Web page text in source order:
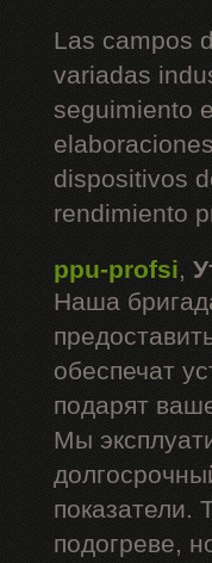
Las campos
variadas
seguimiento
dispositivos
rendimiento
ppu-profsi,
Наша
обеспечат
подарят
Мы
показатели.
подогреве,